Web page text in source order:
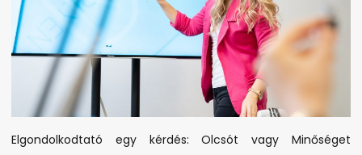
Elgondolkodtató egy kérdés: Olcsót vagy Minőséget